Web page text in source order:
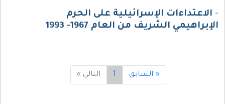
- الاعتداءات الإسرائيلية على الحرم
الإبراهيمي الشريف من العام 1967- 1993
« السابق 1 التالي »